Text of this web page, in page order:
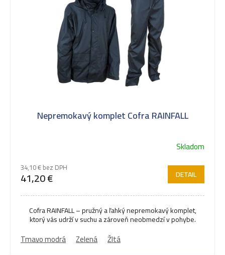
Nepremokavý komplet Cofra RAINFALL
Skladom
34,10 € bez DPH
41,20 € DETAIL
Cofra RAINFALL – pružný a ľahký nepremokavý komplet,
ktorý vás udrží v suchu a zároveň neobmedzí v pohybe.
Tmavo modrá Zelená Žltá